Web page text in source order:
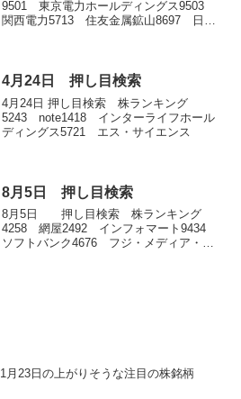
9501 東京電力ホールディングス9503
関西電力5713 住友金属鉱山8697 日本
4月24日 押し目検索
4月24日 押し目検索 株ランキング
5243 note1418 インターライフホール
ディングス5721 エス・サイエンス
8月5日 押し目検索
8月5日 押し目検索 株ランキング
4258 網屋2492 インフォマート9434
ソフトバンク4676 フジ・メディア・ホ
1月23日の上がりそうな注目の株銘柄